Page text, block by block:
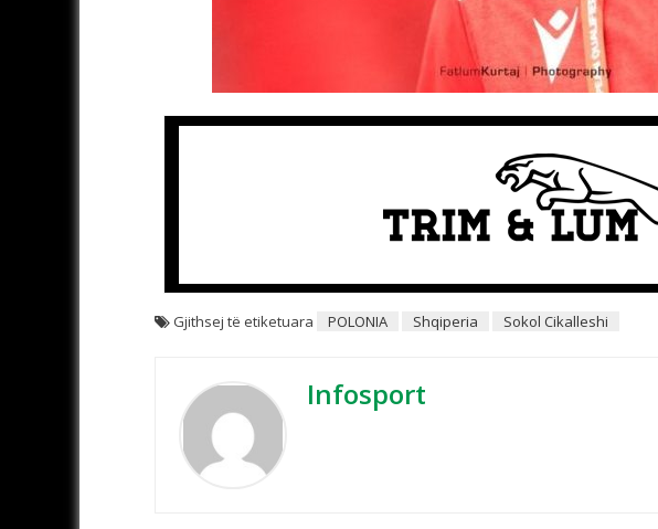
Gjithsej të etiketuara POLONIA Shqiperia Sokol Cikalleshi
Infosport